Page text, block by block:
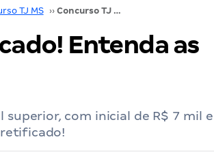
TJ MS ›› Concurso TJ MS é retificado! Entenda as primeiras mudanças
Entenda as
superior, com inicial de R$ 7 mil e